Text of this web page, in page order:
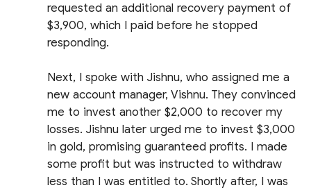
requested an additional recovery payment of
$3,900, which I paid before he stopped
responding.
Next, I spoke with Jishnu, who assigned me a
new account manager, Vishnu. They convinced
me to invest another $2,000 to recover my
losses. Jishnu later urged me to invest $3,000
in gold, promising guaranteed profits. I made
some profit but was instructed to withdraw
less than I was entitled to. Shortly after, I was